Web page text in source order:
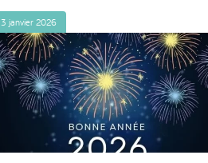
3 janvier 2026